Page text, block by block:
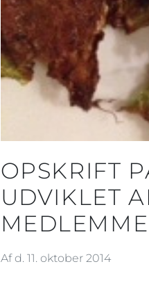
OPSKRIFT
UDVIKLET
Af d. 11. oktober 2014